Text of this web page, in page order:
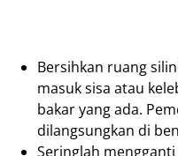
Bersihkan ruang
masuk sisa atau
bakar yang ada.
dilangsungkan di
Seringlah